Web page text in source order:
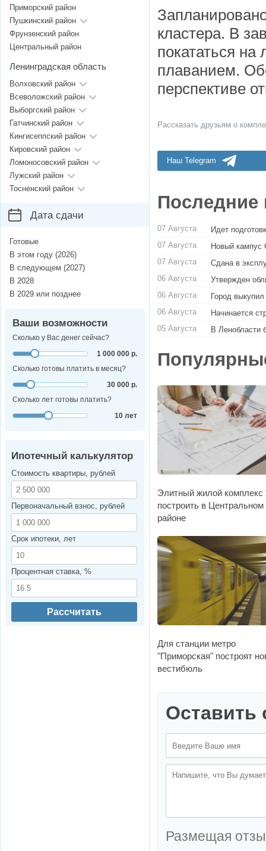
кластера. В
покататься
плаванием.
перспективе
Рассказать друзьям о
Наш Telegram
Последние
07 Августа
Идет
07 Августа
Новый кампус
07 Августа
Сдана в
06 Августа
Утвержден
06 Августа
Город
06 Августа
Начинается
05 Августа
В Ленобласти
Элитный жилой комплекс
построить в Центральном
районе
Для станции метро
"Приморская" построят
вестибюль
Оставить
Размещая
Приморский район
Пушкинский район
Фрунзенский район
Центральный район
Ленинградская область
Волховский район
Всеволожский район
Выборгский район
Гатчинский район
Кингисеппский район
Кировский район
Ломоносовский район
Лужский район
Тосненский район
Дата сдачи
Готовые
В этом году (2026)
В следующем (2027)
В 2028
В 2029 или позднее
Ваши возможности
Сколько у Вас денег сейчас?
1 000 000 р.
Сколько готовы платить в месяц?
30 000 р.
Сколько лет готовы платить?
10 лет
Ипотечный калькулятор
Стоимость квартиры, рублей
Первоначальный взнос, рублей
Срок ипотеки, лет
Процентная ставка, %
Рассчитать